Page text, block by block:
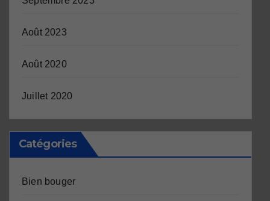
Août 2023
Août 2020
Juillet 2020
Catégories
Bien bouger